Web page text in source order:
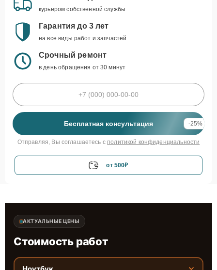
курьером собственной службы
Гарантия до 3 лет
на все виды работ и запчастей
Срочный ремонт
в день обращения от 30 минут
Бесплатная консультация -25%
Отправляя, Вы соглашаетесь с политикой конфиденциальности
от 500₽
АКТУАЛЬНЫЕ ЦЕНЫ
Стоимость работ